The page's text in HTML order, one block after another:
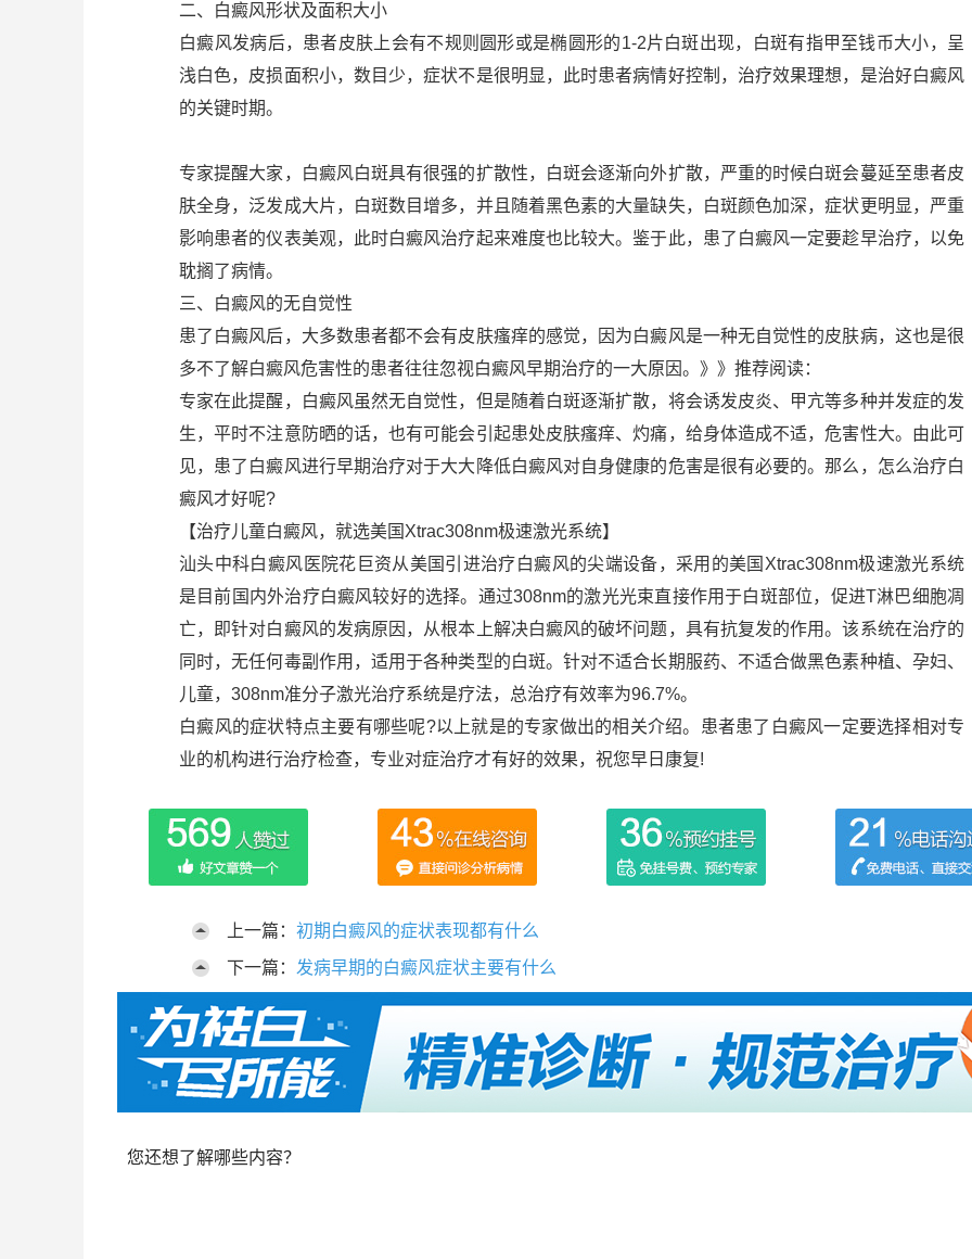
二、白癜风形状及面积大小
白癜风发病后，患者皮肤上会有不规则圆形或是椭圆形的1-2片白斑出现，白斑有指甲至钱币大小，呈
浅白色，皮损面积小，数目少，症状不是很明显，此时患者病情好控制，治疗效果理想，是治好白癜风
的关键时期。
专家提醒大家，白癜风白斑具有很强的扩散性，白斑会逐渐向外扩散，严重的时候白斑会蔓延至患者皮
肤全身，泛发成大片，白斑数目增多，并且随着黑色素的大量缺失，白斑颜色加深，症状更明显，严重
影响患者的仪表美观，此时白癜风治疗起来难度也比较大。鉴于此，患了白癜风一定要趁早治疗，以免
耽搁了病情。
三、白癜风的无自觉性
患了白癜风后，大多数患者都不会有皮肤瘙痒的感觉，因为白癜风是一种无自觉性的皮肤病，这也是很
多不了解白癜风危害性的患者往往忽视白癜风早期治疗的一大原因。》》推荐阅读：
专家在此提醒，白癜风虽然无自觉性，但是随着白斑逐渐扩散，将会诱发皮炎、甲亢等多种并发症的发
生，平时不注意防晒的话，也有可能会引起患处皮肤瘙痒、灼痛，给身体造成不适，危害性大。由此可
见，患了白癜风进行早期治疗对于大大降低白癜风对自身健康的危害是很有必要的。那么，怎么治疗白
癜风才好呢?
【治疗儿童白癜风，就选美国Xtrac308nm极速激光系统】
汕头中科白癜风医院花巨资从美国引进治疗白癜风的尖端设备，采用的美国Xtrac308nm极速激光系统
是目前国内外治疗白癜风较好的选择。通过308nm的激光光束直接作用于白斑部位，促进T淋巴细胞凋
亡，即针对白癜风的发病原因，从根本上解决白癜风的破坏问题，具有抗复发的作用。该系统在治疗的
同时，无任何毒副作用，适用于各种类型的白斑。针对不适合长期服药、不适合做黑色素种植、孕妇、
儿童，308nm准分子激光治疗系统是疗法，总治疗有效率为96.7%。
白癜风的症状特点主要有哪些呢?以上就是的专家做出的相关介绍。患者患了白癜风一定要选择相对专
业的机构进行治疗检查，专业对症治疗才有好的效果，祝您早日康复!
上一篇： 初期白癜风的症状表现都有什么
下一篇： 发病早期的白癜风症状主要有什么
您还想了解哪些内容？